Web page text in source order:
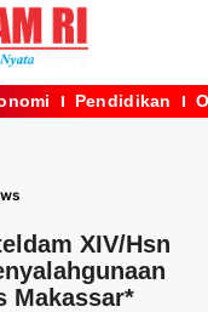
Pendidikan
XIV/Hsn
Makassar*